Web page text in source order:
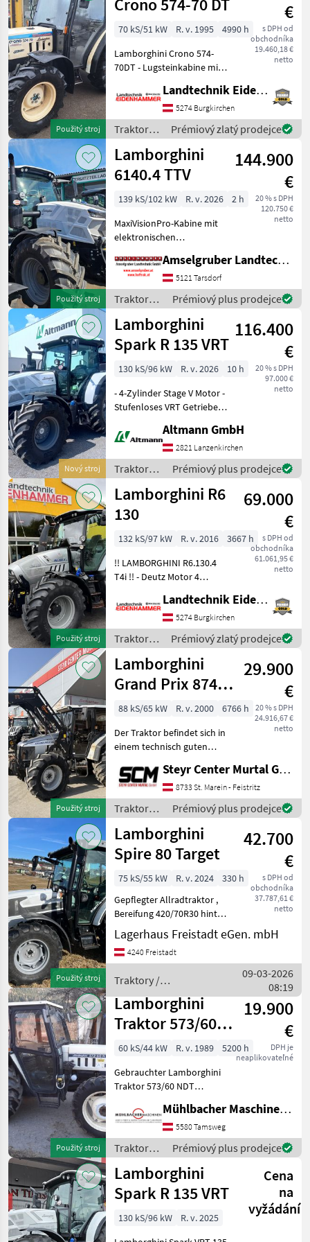
Použitý stroj
Crono 574-70 DT
€
s DPH od
obchodníka
19.460,18 €
netto
70 kS/51 kW R. v. 1995
4990 h
Lamborghini Crono 574-
70DT - Lugsteinkabine mit
Getriebe 32/16, 40km/h -
Reine 4 Rad-Bremse - 2
Steuergeräte, 4 Anschlüsse
- Bereifun
Landtechnik Eidenhammer GmbH
5274 Burgkirchen
Traktory /
Lamborghini
Prémiový zlatý prodejce
Použitý stroj
Lamborghini
6140.4 TTV
144.900
€
20 % s DPH
120.750 €
netto
139 kS/102 kW R. v. 2026
2 h
MaxiVisionPro-Kabine mit
elektronischen
Beifahrersitz gepolstert mit
Sicherheitsgurt x
Multifunktionsarmlehne
rechts verstellbar x
Automati
Amselgruber Landtechnik GmbH
5121 Tarsdorf
Traktory /
Lamborghini
Prémiový plus prodejce
Nový stroj
Lamborghini
Spark R 135 VRT
116.400
€
20 % s DPH
97.000 €
netto
130 kS/96 kW R. v. 2026
10 h
- 4-Zylinder Stage V Motor -
Stufenloses VRT Getriebe
- Load-Sensing Hydraulik
(120 l/min) - 4 elektrische
Steuergeräte hinten - Fron
Altmann GmbH
2821 Lanzenkirchen
Traktory /
Lamborghini
Prémiový plus prodejce
Použitý stroj
Lamborghini R6
130
69.000
€
s DPH od
obchodníka
61.061,95 €
netto
132 kS/97 kW R. v. 2016
3667 h
!! LAMBORGHINI R6.130.4
T4i !! - Deutz Motor 4
Getriebe 50km/h - Kabine
Luft gefedert mit
Klimaanlage - 4-fach
Zapfwelle
540/750/1000/125
Landtechnik Eidenhammer GmbH
5274 Burgkirchen
Traktory /
Lamborghini
Prémiový zlatý prodejce
Použitý stroj
Lamborghini
Grand Prix 874-
90
29.900
€
20 % s DPH
24.916,67 €
netto
88 kS/65 kW R. v. 2000
6766 h
Der Traktor befindet sich in
einem technisch guten
kurzem serviert. Mit
Frontlader ohne Werkzeug
Traktor wird mit gültigen
Pickerl ver
Steyr Center Murtal GmbH
8733 St. Marein - Feistritz
Traktory /
Lamborghini
Prémiový plus prodejce
Použitý stroj
Lamborghini
Spire 80 Target
42.700
€
s DPH od
obchodníka
37.787,61 €
netto
75 kS/55 kW R. v. 2024
330 h
Gepflegter Allradtraktor ,
Bereifung 420/70R30 hinten
und 360/70R20 vorne,
Getriebe 15/15, Zapfwelle
540/540E, Erstzulassung
Pohon: Pohon v
Lagerhaus Freistadt eGen. mbH
4240 Freistadt
Traktory /
Lamborghini
09-03-2026
08:19
Použitý stroj
Lamborghini
Traktor 573/60
NDT,
Privatverkauf
19.900
€
DPH je
neaplikovateľné
60 kS/44 kW R. v. 1989
5200 h
Gebrauchter Lamborghini
Traktor 573/60 NDT
9853 Gmünd
0.6.6.4.7.3.4.1.5.5.2.0 -
erstmalige Zulassung
02/1989 - 44kW/60PS -
Hubraum 30
Mühlbacher Maschinen GmbH
5580 Tamsweg
Traktory /
Lamborghini
Prémiový plus prodejce
Lamborghini
Spark R 135 VRT
Cena
na
vyžádání
130 kS/96 kW
R. v. 2025